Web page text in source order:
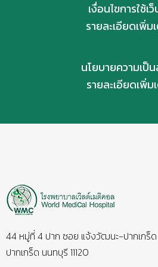
เงื่อนไขการใช้เ
รายละเอียดเพิ่ม
นโยบายความเป็
รายละเอียดเพิ่ม
44 หมู่ที่ 4 ปาก ซอย แจ้งวัฒนะ-ปากเกร็ด
ปากเกร็ด นนทบุรี 11120